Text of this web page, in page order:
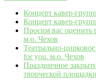
Концерт кавер-
Концерт кавер-
Просим вас оценить
м.о. Чехов
for you. м.о. Чехов
Праздничное
творческой